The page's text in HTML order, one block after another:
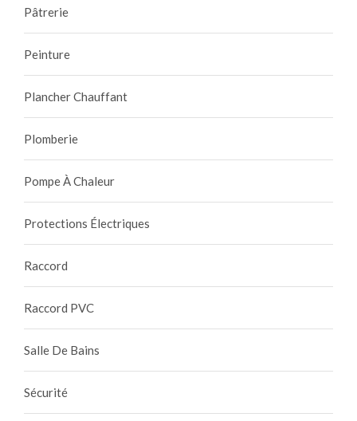
Pâtrerie
Peinture
Plancher Chauffant
Plomberie
Pompe À Chaleur
Protections Électriques
Raccord
Raccord PVC
Salle De Bains
Sécurité